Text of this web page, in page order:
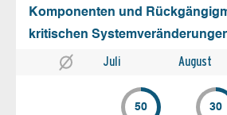
Komponenten und
kritischen
Juli August
50 30